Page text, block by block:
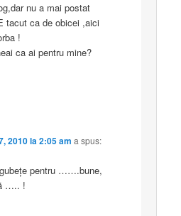
nu a mai postat
tacut ca de obicei ,aici
!
ca ai pentru mine?
2010 la 2:05 am a spus:
pentru …….bune,
….. !